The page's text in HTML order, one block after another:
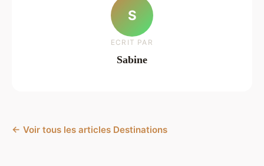
S
ECRIT PAR
Sabine
← Voir tous les articles Destinations